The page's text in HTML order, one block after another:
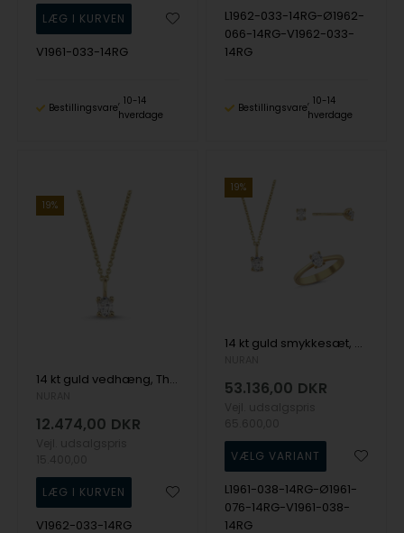
V1961-033-14RG
Bestillingsvare
10-14
hverdage
L1962-033-14RG-Ø1962-
066-14RG-V1962-033-
14RG
Bestillingsvare
10-14
hverdage
19%
14 kt guld vedhæng, The One Oval serien fra Nuran med ialt 0,33 ct Diamant
12.474,00 DKR
V1962-033-14RG
19%
14 kt guld smykkesæt, The One serien fra Nuran med ialt 1,52 ct Diamant
53.136,00 DKR
L1961-038-14RG-Ø1961-
076-14RG-V1961-038-
14RG